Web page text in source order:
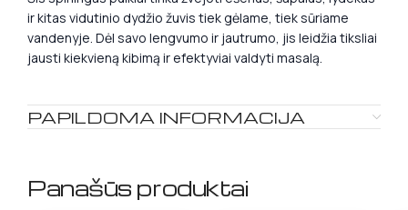
ir kitas vidutinio dydžio žuvis tiek gėlame, tiek sūriame
vandenyje. Dėl savo lengvumo ir jautrumo, jis leidžia tiksliai
jausti kiekvieną kibimą ir efektyviai valdyti masalą.
PAPILDOMA INFORMACIJA
Panašūs produktai